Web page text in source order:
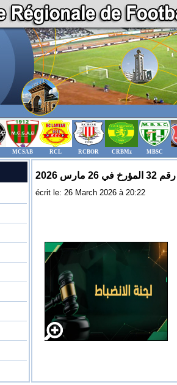
MCSAB RCL RCBOR CRBMz MBSC
2026
écrit le: 26 March 2026 à 20:22